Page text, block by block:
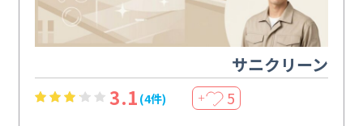
サニクリーン
3.1 (4件) ＋ 5